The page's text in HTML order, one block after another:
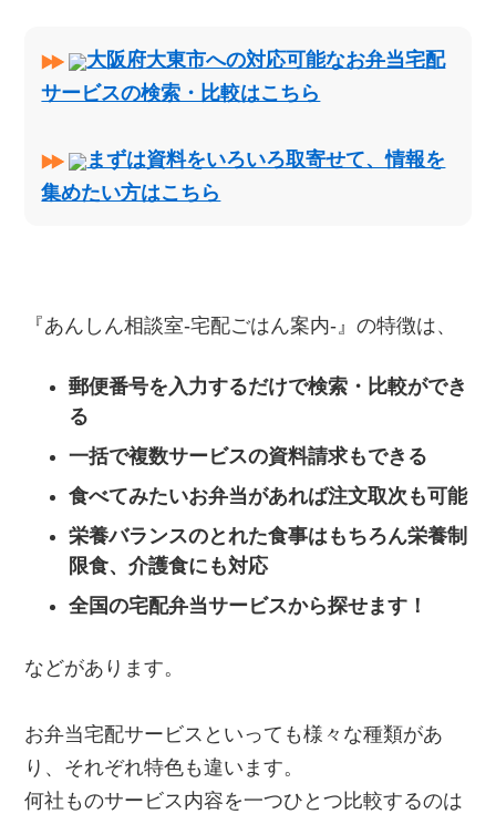
大阪府大東市への対応可能なお弁当宅配
サービスの検索・比較はこちら
まずは資料をいろいろ取寄せて、情報を
集めたい方はこちら
『あんしん相談室‐宅配ごはん案内‐』の特徴は、
郵便番号を入力するだけで検索・比較ができ
る
一括で複数サービスの資料請求もできる
食べてみたいお弁当があれば注文取次も可能
栄養バランスのとれた食事はもちろん栄養制
限食、介護食にも対応
全国の宅配弁当サービスから探せます！
などがあります。
お弁当宅配サービスといっても様々な種類があ
り、それぞれ特色も違います。
何社ものサービス内容を一つひとつ比較するのは